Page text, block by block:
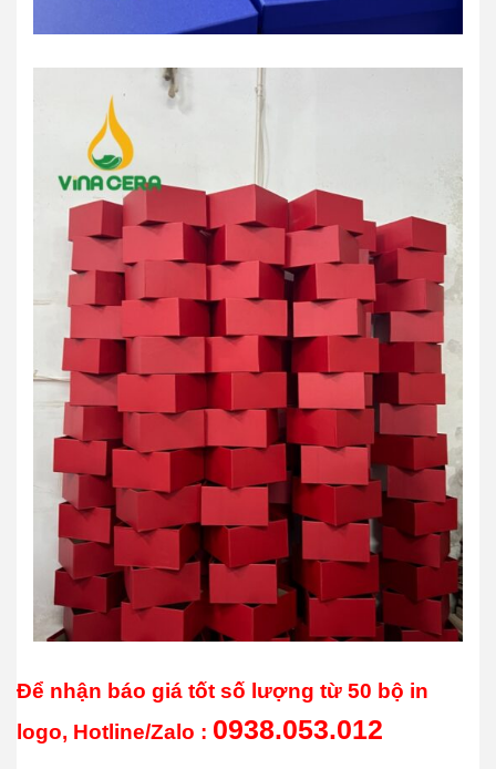
Để nhận báo giá tốt số lượng từ 50 bộ in
logo, Hotline/Zalo : 0938.053.012